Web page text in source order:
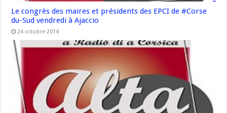
Le congrès des maires et présidents des EPCI de #Corse
du-Sud vendredi à Ajaccio
24 octobre 2014